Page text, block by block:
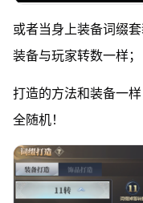
或者当身上装备词缀
装备与玩家转数一样；
打造的方法和装备一
全随机！